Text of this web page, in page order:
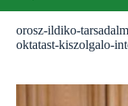
orosz-ildiko-
oktatast-kiszolgalo-